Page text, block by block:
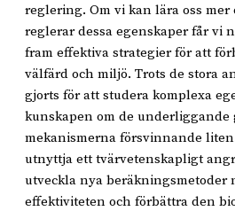
reglering. Om vi kan lära oss
reglerar dessa egenskaper får vi
fram effektiva strategier för att
välfärd och miljö. Trots de stora
gjorts för att studera komplexa
kunskapen om de underliggande
mekanismerna försvinnande
utnyttja ett tvärvetenskapligt
utveckla nya beräkningsmetoder
effektiviteten och förbättra den